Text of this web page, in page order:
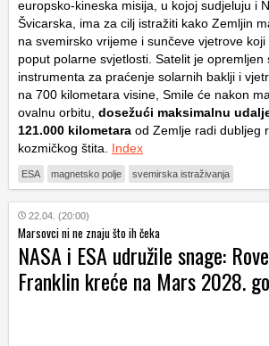
europsko-kineska misija, u kojoj sudjeluju i
Švicarska, ima za cilj istražiti kako Zemljin
na svemirsko vrijeme i sunčeve vjetrove
poput polarne svjetlosti. Satelit je opremljen
instrumenta za praćenje solarnih baklji i
na 700 kilometara visine, Smile će nakon
ovalnu orbitu, dosežući maksimalnu
121.000 kilometara od Zemlje radi dubljeg
kozmičkog štita. Index
ESA magnetsko polje svemirska istraživanja
22.04. (20:00)
Marsovci ni ne znaju što ih čeka
NASA i ESA udružile snage:
Franklin kreće na Mars 2028.